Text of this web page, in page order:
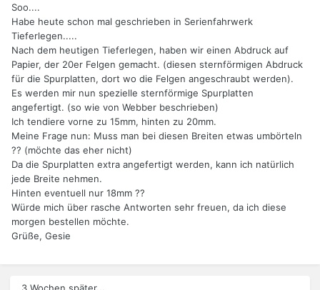
Soo....
Habe heute schon mal geschrieben in Serienfahrwerk
Tieferlegen.....
Nach dem heutigen Tieferlegen, haben wir einen Abdruck auf
Papier, der 20er Felgen gemacht. (diesen sternförmigen Abdruck
für die Spurplatten, dort wo die Felgen angeschraubt werden).
Es werden mir nun spezielle sternförmige Spurplatten
angefertigt. (so wie von Webber beschrieben)
Ich tendiere vorne zu 15mm, hinten zu 20mm.
Meine Frage nun: Muss man bei diesen Breiten etwas umbörteln
?? (möchte das eher nicht)
Da die Spurplatten extra angefertigt werden, kann ich natürlich
jede Breite nehmen.
Hinten eventuell nur 18mm ??
Würde mich über rasche Antworten sehr freuen, da ich diese
morgen bestellen möchte.
Grüße, Gesie